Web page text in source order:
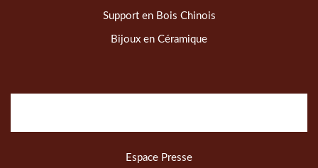
Support en Bois Chinois
Bijoux en Céramique
Espace Presse